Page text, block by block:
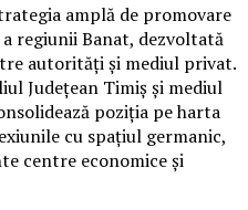
amplă de promovare
regiunii Banat, dezvoltată
autorități și mediul privat.
Județean Timiș și mediul
poziția pe harta
cu spațiul germanic,
centre economice și